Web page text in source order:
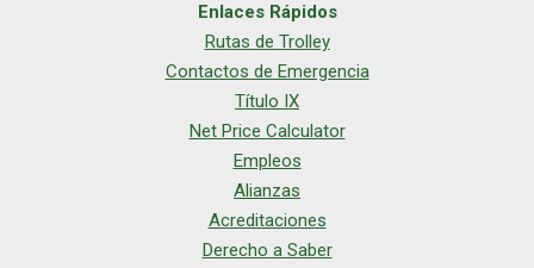
Enlaces Rápidos
Rutas de Trolley
Contactos de Emergencia
Título IX
Net Price Calculator
Empleos
Alianzas
Acreditaciones
Derecho a Saber